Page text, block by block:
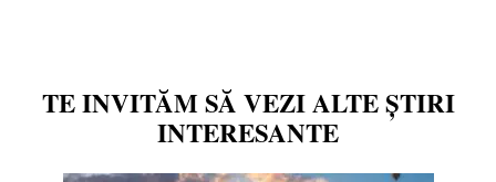
TE INVITĂM SĂ VEZI ALTE ȘTIRI
INTERESANTE